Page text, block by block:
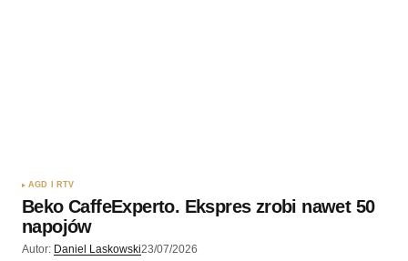
AGD I RTV
Beko CaffeExperto. Ekspres zrobi nawet 50
napojów
Autor: Daniel Laskowski23/07/2026